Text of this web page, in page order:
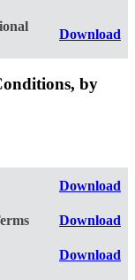
Download
by
Download
Download
Download